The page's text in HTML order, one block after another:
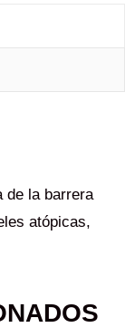
de la barrera
atópicas,